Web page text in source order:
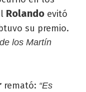
Rolando evitó
su premio.
los Martín
remató: “Es